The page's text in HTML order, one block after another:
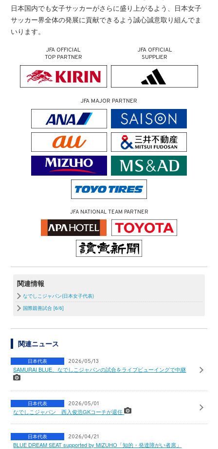
日本国内でも女子サッカーがさらに盛り上がるよう、日本女子
サッカー界全体の発展に貢献できるよう誠心誠意取り組んでま
いります。
JFA OFFICIAL
TOP PARTNER
JFA OFFICIAL
SUPPLIER
JFA MAJOR PARTNER
JFA NATIONAL TEAM PARTNER
関連情報
なでしこジャパン(日本女子代表)
国際親善試合 [6/6]
関連ニュース
日本代表 2026/05/13
SAMURAI BLUE、なでしこジャパンの試合をライブビューイングで中継
日本代表 2026/05/01
なでしこジャパン 西入俊浩GKコーチが退任
日本代表 2026/04/21
BLUE DREAM SEAT supported by MIZUHO「知的・発達障がい者席」